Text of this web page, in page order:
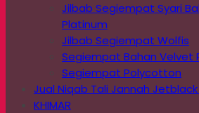
Jilbab Segiempat Syari
Platinum
Jilbab Segiempat Wolfis
Segiempat Bahan Velvet
Segiempat Polycotton
Jual Niqab Tali Jannah
KHIMAR